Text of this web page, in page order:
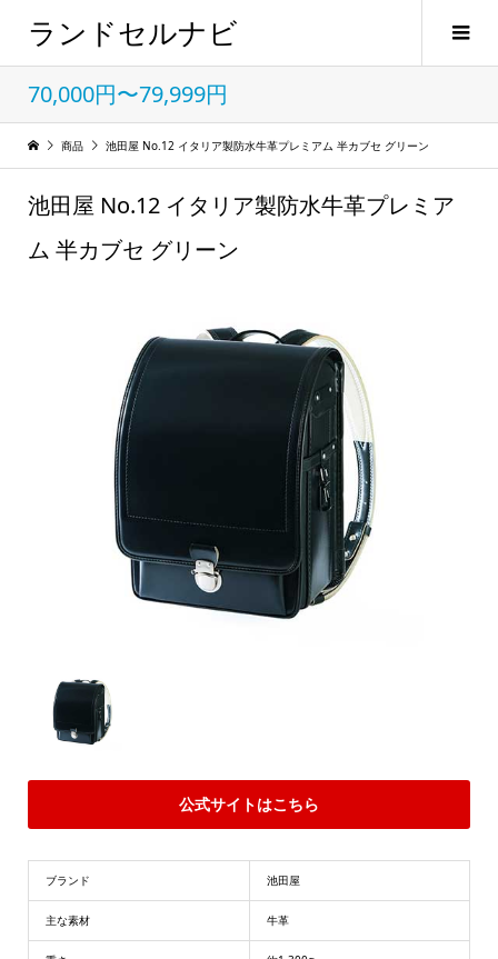
ランドセルナビ
70,000円〜79,999円
商品 池田屋 No.12 イタリア製防水牛革プレミアム 半カブセ グリーン
池田屋 No.12 イタリア製防水牛革プレミア
ム 半カブセ グリーン
公式サイトはこちら
ブランド 池田屋
主な素材 牛革